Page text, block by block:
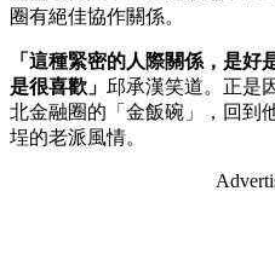
圈有絕佳協作關係。
「這種緊密的人際關係，是
是很喜歡」 邱承漢笑道。正是
北金融圈的「金飯碗」，回到
埕的老派風情。